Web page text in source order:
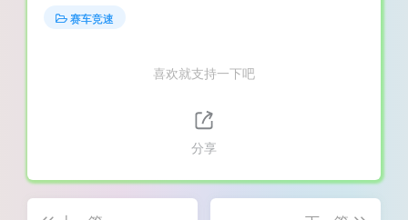
赛车竞速
喜欢就支持一下吧
分享